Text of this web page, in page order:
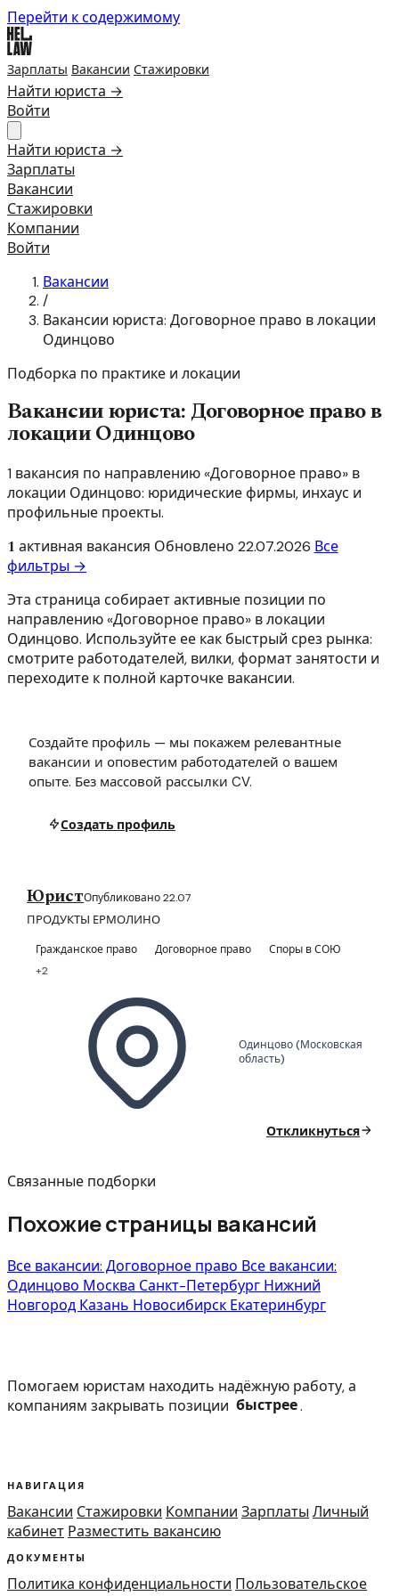
Перейти к содержимому
Зарплаты Вакансии Стажировки
Найти юриста →
Войти
Найти юриста →
Зарплаты
Вакансии
Стажировки
Компании
Войти
Вакансии
/
Вакансии юриста: Договорное право в локации
Одинцово
Подборка по практике и локации
Вакансии юриста: Договорное право в
локации Одинцово
1 вакансия по направлению «Договорное право» в
локации Одинцово: юридические фирмы, инхаус и
профильные проекты.
1 активная вакансия Обновлено 22.07.2026 Все
фильтры →
Эта страница собирает активные позиции по
направлению «Договорное право» в локации
Одинцово. Используйте ее как быстрый срез рынка:
смотрите работодателей, вилки, формат занятости и
переходите к полной карточке вакансии.
Создайте профиль — мы покажем релевантные
вакансии и оповестим работодателей о вашем
опыте. Без массовой рассылки CV.
Создать профиль
ЮристОпубликовано 22.07
ПРОДУКТЫ ЕРМОЛИНО
Гражданское право Договорное право
Споры в СОЮ
+2
Одинцово (Московская
область)
Откликнуться
Связанные подборки
Похожие страницы вакансий
Все вакансии: Договорное право Все вакансии:
Одинцово Москва Санкт-Петербург Нижний
Новгород Казань Новосибирск Екатеринбург
Помогаем юристам находить надёжную работу, а
компаниям закрывать позиции быстрее.
НАВИГАЦИЯ
Вакансии Стажировки Компании Зарплаты Личный
кабинет Разместить вакансию
ДОКУМЕНТЫ
Политика конфиденциальности Пользовательское